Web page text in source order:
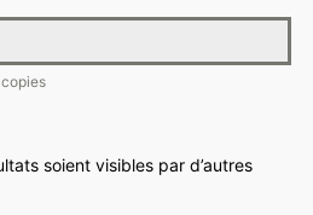
soient visibles par d’autres